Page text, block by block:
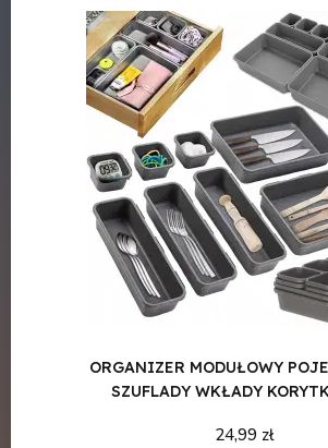
ORGANIZER MODUŁOWY
SZUFLADY WKŁADY
24,99 zł